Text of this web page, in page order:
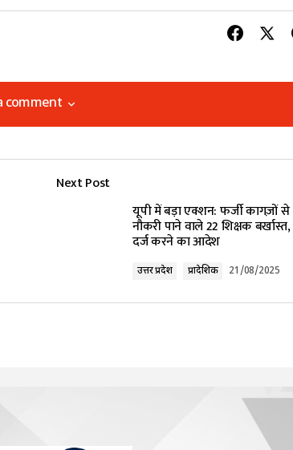
comment
comment
*
Next Post
यूपी में बड़ा एक्शन: फर्जी कागज़ों से
नौकरी पाने वाले 22 शिक्षक
दर्ज करने का आदेश
उत्तर प्रदेश प्रादेशिक 21/08/2025